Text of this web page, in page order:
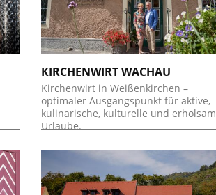
KIRCHENWIRT WACHAU
Kirchenwirt in Weißenkirchen –
optimaler Ausgangspunkt für aktive,
kulinarische, kulturelle und
Urlaube.